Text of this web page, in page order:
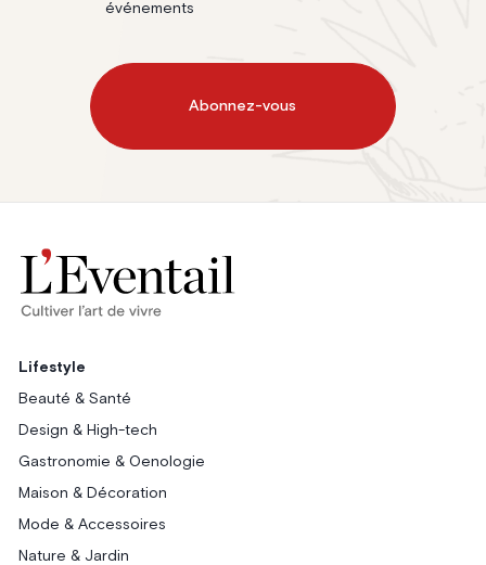
événements
Abonnez-vous
Lifestyle
Beauté & Santé
Design & High-tech
Gastronomie & Oenologie
Maison & Décoration
Mode & Accessoires
Nature & Jardin